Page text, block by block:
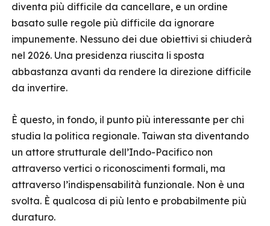
diventa più difficile da cancellare, e un ordine
basato sulle regole più difficile da ignorare
impunemente. Nessuno dei due obiettivi si chiuderà
nel 2026. Una presidenza riuscita li sposta
abbastanza avanti da rendere la direzione difficile
da invertire.
È questo, in fondo, il punto più interessante per chi
studia la politica regionale. Taiwan sta diventando
un attore strutturale dell’Indo-Pacifico non
attraverso vertici o riconoscimenti formali, ma
attraverso l’indispensabilità funzionale. Non è una
svolta. È qualcosa di più lento e probabilmente più
duraturo.